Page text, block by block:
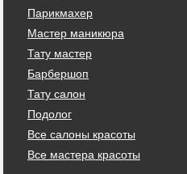
Парикмахер
Мастер маникюра
Тату мастер
Барбершоп
Тату салон
Подолог
Все салоны красоты
Все мастера красоты